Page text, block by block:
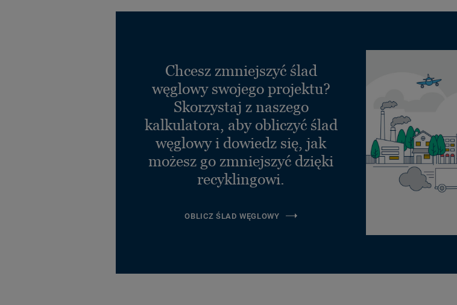
Chcesz zmniejszyć ślad
węglowy swojego projektu?
Skorzystaj z naszego
kalkulatora, aby obliczyć ślad
węglowy i dowiedz się, jak
możesz go zmniejszyć dzięki
recyklingowi.
OBLICZ ŚLAD WĘGLOWY